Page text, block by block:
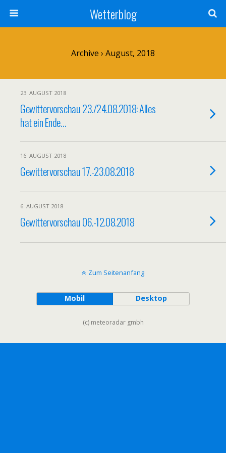
Wetterblog
Archive › August, 2018
23. AUGUST 2018
Gewittervorschau 23./24.08.2018: Alles
hat ein Ende…
16. AUGUST 2018
Gewittervorschau 17.-23.08.2018
6. AUGUST 2018
Gewittervorschau 06.-12.08.2018
Zum Seitenanfang
Mobil Desktop
(c) meteoradar gmbh